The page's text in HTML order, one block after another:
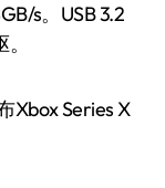
s。USB 3.2